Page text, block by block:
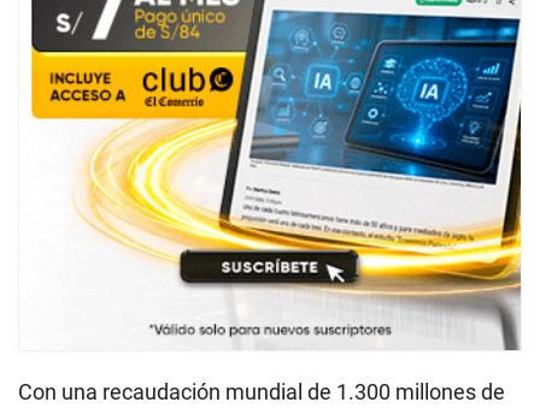
Con una recaudación mundial de 1.300 millones de